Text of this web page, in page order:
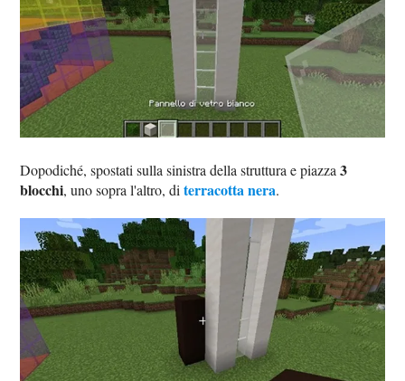
Dopodiché, spostati sulla sinistra della struttura e piazza3
blocchi, uno sopra l'altro, diterracotta nera.